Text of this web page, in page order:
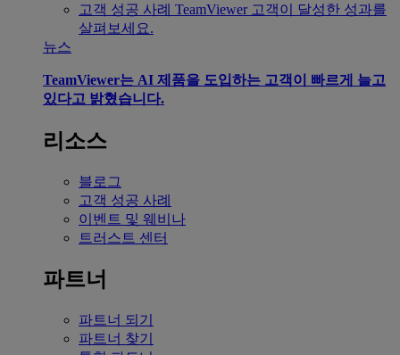
고객 성공 사례 TeamViewer 고객이 달성한 성과를
살펴보세요.
뉴스
TeamViewer는 AI 제품을 도입하는 고객이 빠르게 늘고
있다고 밝혔습니다.
리소스
블로그
고객 성공 사례
이벤트 및 웨비나
트러스트 센터
파트너
파트너 되기
파트너 찾기